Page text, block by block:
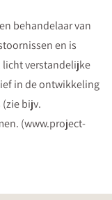
behandelaar van
en is
licht verstandelijke
in de ontwikkeling
bijv.
(www.project-